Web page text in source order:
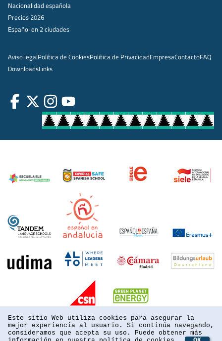
Nacionalidad española
Precios 2026
Español en 2 ciudades
Aviso legalPolítica de CookiesPolítica de PrivacidadEmpresaContactoFAQ
DownloadsLinks
Este sitio Web utiliza cookies para asegurar la
mejor experiencia al usuario. Si continúa navegando,
consideramos que acepta su uso. Puede obtener más